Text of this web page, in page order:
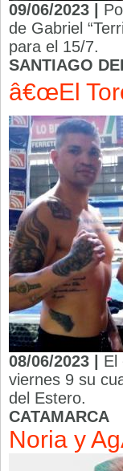
09/06/2023 |
de Gabriel
para el 15/7.
SANTIAGO
â€œEl
08/06/2023 | El
viernes 9 su
del Estero.
CATAMARCA
Noria y